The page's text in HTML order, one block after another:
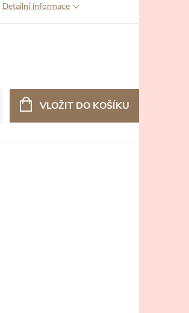
Detailní informace
VLOŽIT DO KOŠÍKU